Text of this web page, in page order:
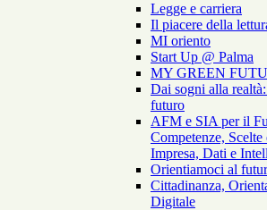
Legge e carriera
Il piacere della
MI oriento
Start Up @ Palma
MY GREEN
Dai sogni alla
futuro
AFM e SIA per il
Competenze, Scelte
Impresa, Dati e
Orientiamoci al
Cittadinanza,
Digitale